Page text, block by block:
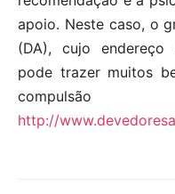
apoio. Neste caso, o
(DA), cujo
pode trazer muitos
http://